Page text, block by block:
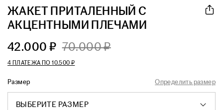
ЖАКЕТ ПРИТАЛЕННЫЙ С
АКЦЕНТНЫМИ ПЛЕЧАМИ
42.000 ₽ 70.000 ₽
4 ПЛАТЕЖА ПО10.500 ₽
Размер Определить размер
ВЫБЕРИТЕ РАЗМЕР